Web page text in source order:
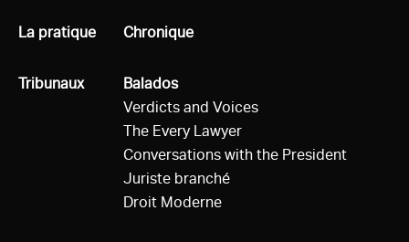
Tous
La pratique
Tous
Tribunaux
Tous
Chronique
Tous
Balados
Verdicts and Voices
The Every Lawyer
Conversations with the President
Juriste branché
Droit Moderne